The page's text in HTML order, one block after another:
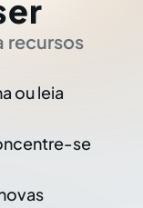
recursos
ou leia
se